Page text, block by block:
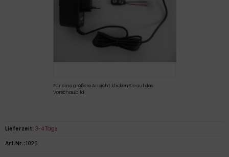
Für eine größere Ansicht klicken Sie auf das
Vorschaubild
Lieferzeit: 3-4 Tage
Art.Nr.: 1026